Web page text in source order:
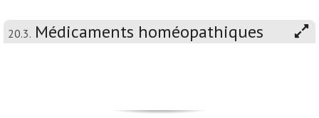
20.3. Médicaments homéopathiques